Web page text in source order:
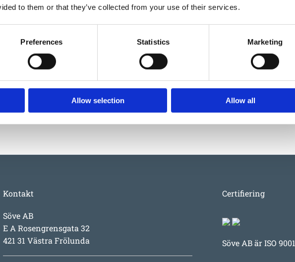
to them or that they’ve collected from your use of their services.
Preferences Statistics Marketing
Allow selection Allow all
Garantivillkor
Läs Eibes garantivillkor
Kontakt
Söve AB
E A Rosengrensgata 32
421 31 Västra Frölunda
Certifiering
Söve AB är ISO